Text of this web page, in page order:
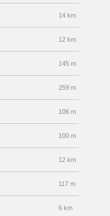
14 km
12 km
145 m
259 m
106 m
100 m
12 km
117 m
6 km